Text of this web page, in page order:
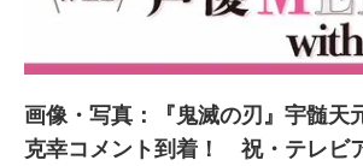
画像・写真：『鬼滅の刃』宇髄天
克幸コメント到着！ 祝・テレビ